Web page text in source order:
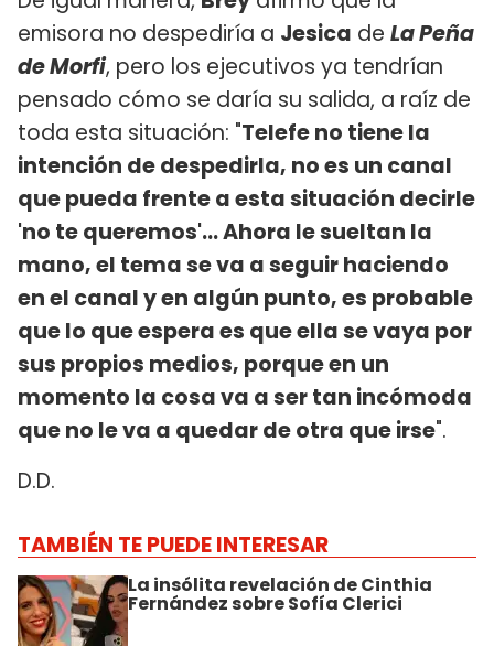
emisora no despediría a Jesica de La Peña
de Morfi, pero los ejecutivos ya tendrían
pensado cómo se daría su salida, a raíz de
toda esta situación: "Telefe no tiene la
intención de despedirla, no es un canal
que pueda frente a esta situación decirle
'no te queremos'... Ahora le sueltan la
mano, el tema se va a seguir haciendo
en el canal y en algún punto, es probable
que lo que espera es que ella se vaya por
sus propios medios, porque en un
momento la cosa va a ser tan incómoda
que no le va a quedar de otra que irse".
D.D.
TAMBIÉN TE PUEDE INTERESAR
La insólita revelación de Cinthia
Fernández sobre Sofía Clerici